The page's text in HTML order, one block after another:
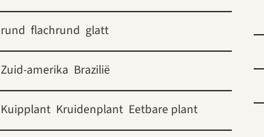
rund flachrund glatt
Zuid-amerika Brazilië
Kuipplant Kruidenplant Eetbare plant